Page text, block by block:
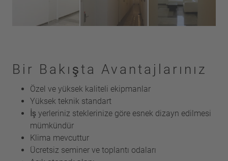
Bir Bakışta Avantajlarınız
Özel ve yüksek kaliteli ekipmanlar
Yüksek teknik standart
İş yerleriniz steklerinize göre esnek dizayn edilmesi
mümkündür
Klima mevcuttur
Ücretsiz seminer ve toplantı odaları